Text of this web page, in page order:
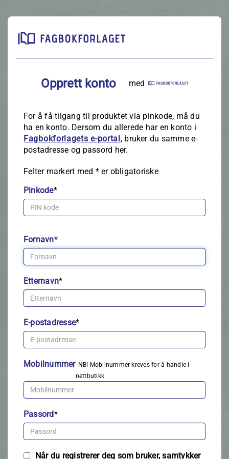
Opprett konto med
For å få tilgang til produktet via pinkode, må du
ha en konto. Dersom du allerede har en konto i
Fagbokforlagets e‑portal, bruker du samme e-
postadresse og passord her.
Felter markert med *er obligatoriske
Pinkode*
Fornavn*
Etternavn*
E-postadresse*
Mobilnummer NB! Mobilnummer kreves for å handle i
nettbutikk
Passord*
Når du registrerer deg som bruker, samtykker